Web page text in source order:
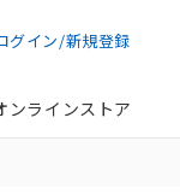
グイン/新規登録
ンラインストア